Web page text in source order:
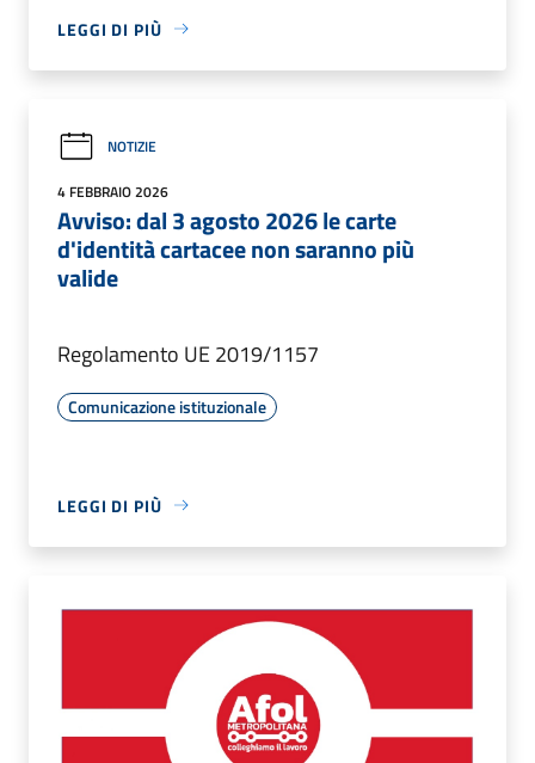
LEGGI DI PIÙ
NOTIZIE
4 FEBBRAIO 2026
Avviso: dal 3 agosto 2026 le carte
d'identità cartacee non saranno più
valide
Regolamento UE 2019/1157
Comunicazione istituzionale
LEGGI DI PIÙ